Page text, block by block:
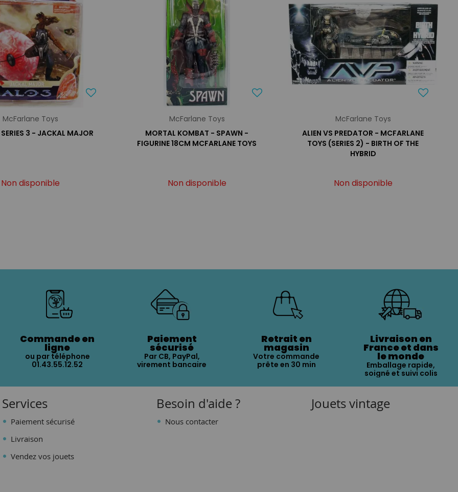
McFarlane Toys
3 - JACKAL MAJOR
Non disponible
McFarlane Toys
MORTAL KOMBAT - SPAWN -
FIGURINE 18CM MCFARLANE TOYS
Non disponible
McFarlane Toys
ALIEN VS PREDATOR - MCFARLANE
TOYS (SERIES 2) - BIRTH OF THE
HYBRID
Non disponible
Commande en
ligne
ou par téléphone
01.43.55.12.52
Paiement
sécurisé
Par CB, PayPal,
virement bancaire
Retrait en
magasin
Votre commande
prête en 30 min
Livraison en
France et dans
le monde
Emballage rapide,
soigné et suivi colis
Services
Paiement sécurisé
Livraison
Vendez vos jouets
Besoin d'aide ?
Nous contacter
Jouets vintage